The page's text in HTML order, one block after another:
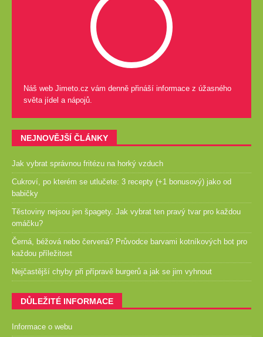
Náš web Jimeto.cz vám denně přináší informace z úžasného
světa jídel a nápojů.
NEJNOVĚJŠÍ ČLÁNKY
Jak vybrat správnou fritézu na horký vzduch
Cukroví, po kterém se utlučete: 3 recepty (+1 bonusový) jako od
babičky
Těstoviny nejsou jen špagety. Jak vybrat ten pravý tvar pro každou
omáčku?
Černá, béžová nebo červená? Průvodce barvami kotníkových bot pro
každou příležitost
Nejčastější chyby při přípravě burgerů a jak se jim vyhnout
DŮLEŽITÉ INFORMACE
Informace o webu